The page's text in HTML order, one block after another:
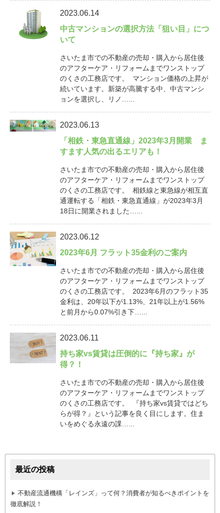
2023.06.14
中古マンションの選択方法「狙い目」につ
いて
さいたま市での不動産の売却・購入から居住後
のアフターケア・リフォームまでワンストップ
のくさの工務店です。 マンション価格の上昇が
続いています。新築が高騰する中、中古マンシ
ョンを選択し、リノ…...
2023.06.13
「相鉄・東急直通線」2023年3月開業 ま
すます人気の出るエリアも！
さいたま市での不動産の売却・購入から居住後
のアフターケア・リフォームまでワンストップ
のくさの工務店です。 相鉄線と東急線が相互直
通運転する「相鉄・東急直通線」が2023年3月
18日に開業されました…...
2023.06.12
2023年6月 フラット35金利のご案内
さいたま市での不動産の売却・購入から居住後
のアフターケア・リフォームまでワンストップ
のくさの工務店です。 2023年6月のフラット35
金利は、20年以下が1.13%、21年以上が1.56%
と前月から0.07%引き下…...
2023.06.11
持ち家vs賃貸は圧倒的に『持ち家』が
得？！
さいたま市での不動産の売却・購入から居住後
のアフターケア・リフォームまでワンストップ
のくさの工務店です。 『持ち家vs賃貸ではどち
らが得？』という記事を良く目にします。住ま
いをめぐる永遠の課…...
最近の投稿
不動産流通機構「レインズ」って何？消費者が知るべきポイントを
徹底解説！